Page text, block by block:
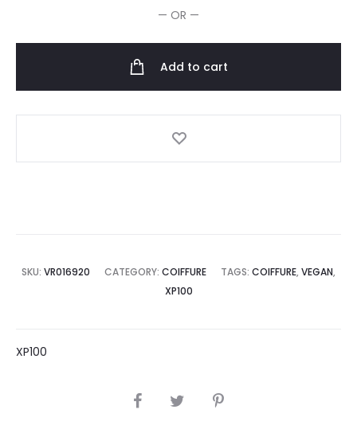
— OR —
Add to cart
SKU: VR016920 CATEGORY: COIFFURE TAGS: COIFFURE, VEGAN,
XP100
XP100
SHARE